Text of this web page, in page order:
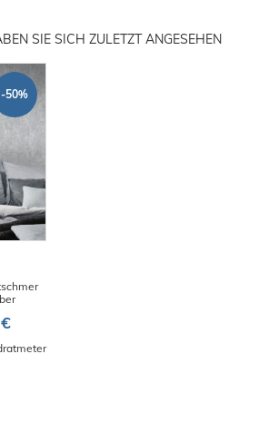
SIE SICH ZULETZT ANGESEHEN
-50%